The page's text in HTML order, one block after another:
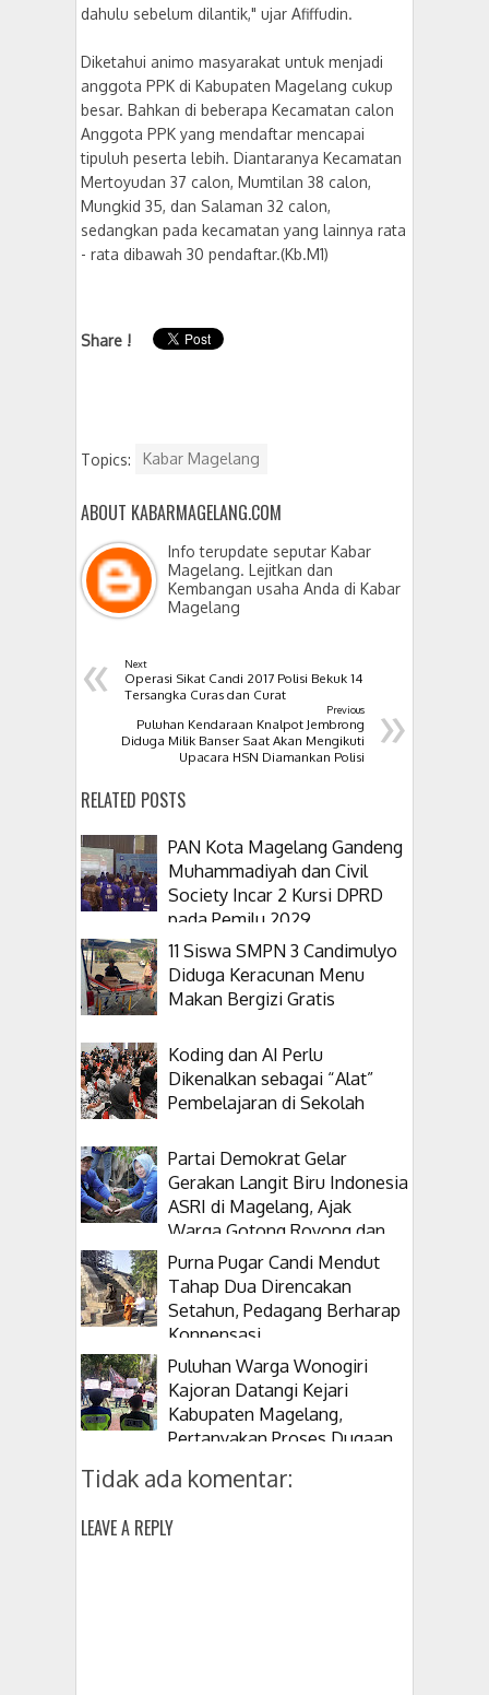
dahulu sebelum dilantik," ujar Afiffudin.
Diketahui animo masyarakat untuk menjadi
anggota PPK di Kabupaten Magelang cukup
besar. Bahkan di beberapa Kecamatan calon
Anggota PPK yang mendaftar mencapai
tipuluh peserta lebih. Diantaranya Kecamatan
Mertoyudan 37 calon, Mumtilan 38 calon,
Mungkid 35, dan Salaman 32 calon,
sedangkan pada kecamatan yang lainnya rata
- rata dibawah 30 pendaftar.(Kb.M1)
Share !
Topics: Kabar Magelang
ABOUT KABARMAGELANG.COM
Info terupdate seputar Kabar
Magelang. Lejitkan dan
Kembangan usaha Anda di Kabar
Magelang
« Next
Operasi Sikat Candi 2017 Polisi Bekuk 14
Tersangka Curas dan Curat
»
Previous
Puluhan Kendaraan Knalpot Jembrong
Diduga Milik Banser Saat Akan Mengikuti
Upacara HSN Diamankan Polisi
RELATED POSTS
PAN Kota Magelang Gandeng
Muhammadiyah dan Civil
Society Incar 2 Kursi DPRD
pada Pemilu 2029
11 Siswa SMPN 3 Candimulyo
Diduga Keracunan Menu
Makan Bergizi Gratis
Koding dan AI Perlu
Dikenalkan sebagai “Alat”
Pembelajaran di Sekolah
Partai Demokrat Gelar
Gerakan Langit Biru Indonesia
ASRI di Magelang, Ajak
Warga Gotong Royong dan
Tanam Pohon
Purna Pugar Candi Mendut
Tahap Dua Direncakan
Setahun, Pedagang Berharap
Konpensasi
Puluhan Warga Wonogiri
Kajoran Datangi Kejari
Kabupaten Magelang,
Pertanyakan Proses Dugaan
Tidak ada komentar:
LEAVE A REPLY